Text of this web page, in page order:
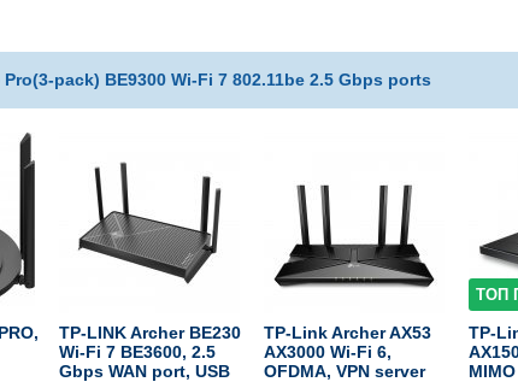
pack) BE9300 Wi-Fi 7 802.11be 2.5 Gbps ports
TP-LINK Archer BE230
Wi-Fi 7 BE3600, 2.5
Gbps WAN port, USB
TP-Link Archer AX53
AX3000 Wi-Fi 6,
OFDMA, VPN server
ТОП
TP-